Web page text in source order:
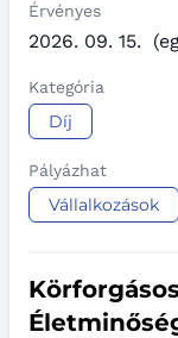
Érvényes
2026. 09. 15.
Kategória
Díj
Pályázhat
Vállalkozások